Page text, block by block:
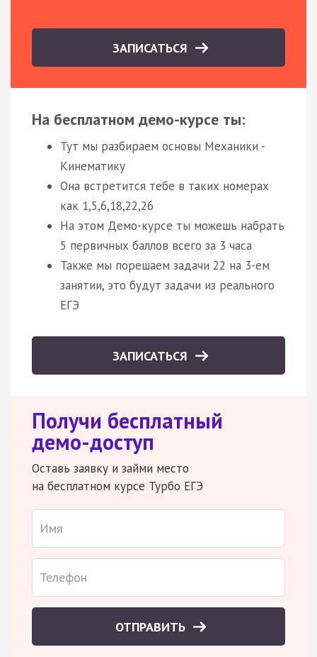
ЗАПИСАТЬСЯ
На бесплатном демо-курсе ты:
Тут мы разбираем основы Механики -
Кинематику
Она встретится тебе в таких номерах
как 1,5,6,18,22,26
На этом Демо-курсе ты можешь набрать
5 первичных баллов всего за 3 часа
Также мы порешаем задачи 22 на 3-ем
занятии, это будут задачи из реального
ЕГЭ
ЗАПИСАТЬСЯ
Получи бесплатный
демо-доступ
Оставь заявку и займи место
на бесплатном курсе Турбо ЕГЭ
ОТПРАВИТЬ